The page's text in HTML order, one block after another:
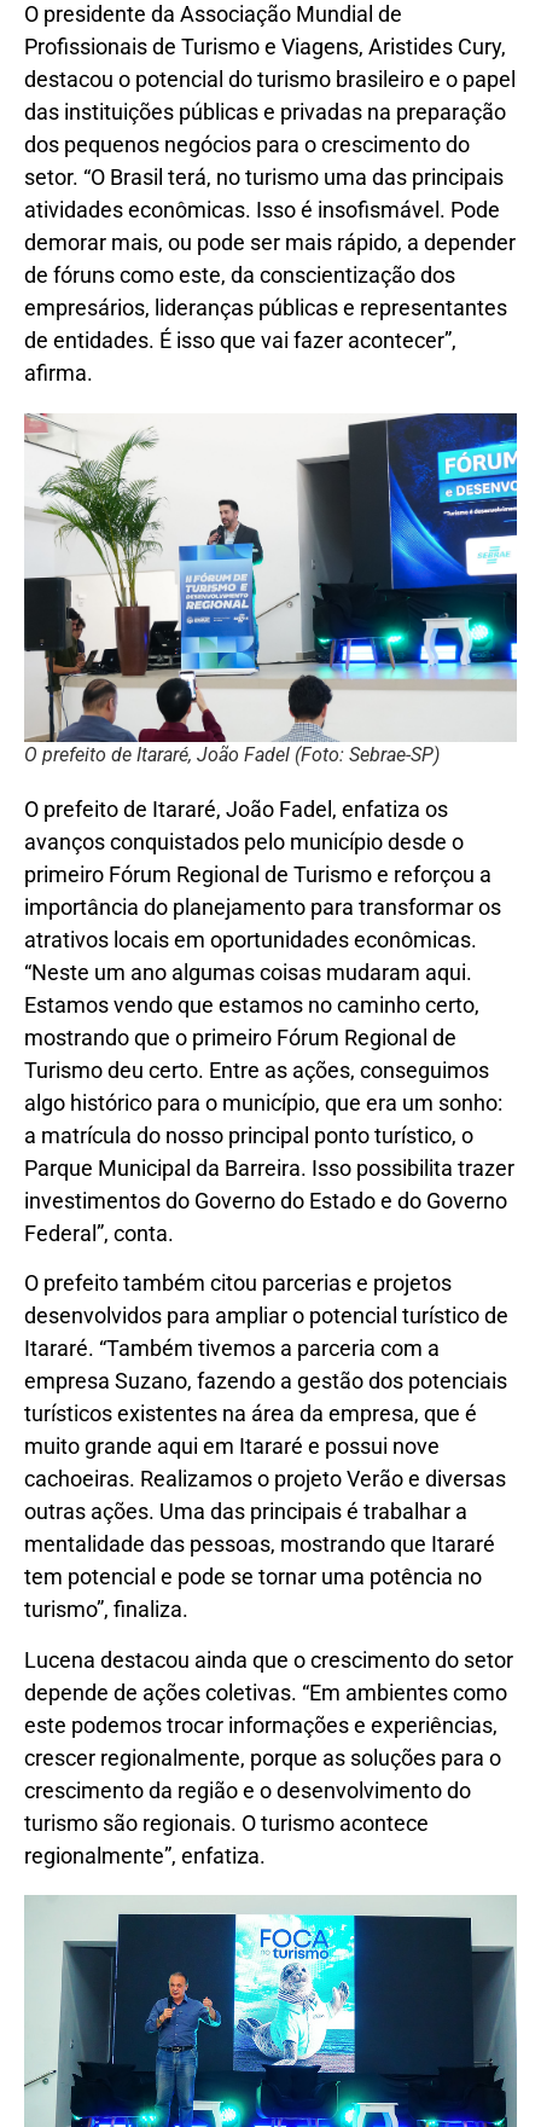
O presidente da Associação Mundial de
Profissionais de Turismo e Viagens, Aristides Cury,
destacou o potencial do turismo brasileiro e o papel
das instituições públicas e privadas na preparação
dos pequenos negócios para o crescimento do
setor. “O Brasil terá, no turismo uma das principais
atividades econômicas. Isso é insofismável. Pode
demorar mais, ou pode ser mais rápido, a depender
de fóruns como este, da conscientização dos
empresários, lideranças públicas e representantes
de entidades. É isso que vai fazer acontecer”,
afirma.
O prefeito de Itararé, João Fadel (Foto: Sebrae-SP)
O prefeito de Itararé, João Fadel, enfatiza os
avanços conquistados pelo município desde o
primeiro Fórum Regional de Turismo e reforçou a
importância do planejamento para transformar os
atrativos locais em oportunidades econômicas.
“Neste um ano algumas coisas mudaram aqui.
Estamos vendo que estamos no caminho certo,
mostrando que o primeiro Fórum Regional de
Turismo deu certo. Entre as ações, conseguimos
algo histórico para o município, que era um sonho:
a matrícula do nosso principal ponto turístico, o
Parque Municipal da Barreira. Isso possibilita trazer
investimentos do Governo do Estado e do Governo
Federal”, conta.
O prefeito também citou parcerias e projetos
desenvolvidos para ampliar o potencial turístico de
Itararé. “Também tivemos a parceria com a
empresa Suzano, fazendo a gestão dos potenciais
turísticos existentes na área da empresa, que é
muito grande aqui em Itararé e possui nove
cachoeiras. Realizamos o projeto Verão e diversas
outras ações. Uma das principais é trabalhar a
mentalidade das pessoas, mostrando que Itararé
tem potencial e pode se tornar uma potência no
turismo”, finaliza.
Lucena destacou ainda que o crescimento do setor
depende de ações coletivas. “Em ambientes como
este podemos trocar informações e experiências,
crescer regionalmente, porque as soluções para o
crescimento da região e o desenvolvimento do
turismo são regionais. O turismo acontece
regionalmente”, enfatiza.